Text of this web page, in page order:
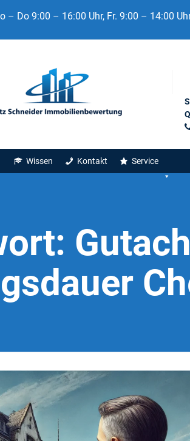
– Do 9:00 – 16:00 Uhr, Fr. 9:00 – 14:00
Wissen Kontakt Service